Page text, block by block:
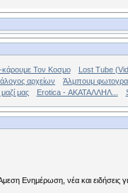
κάρουμε Τον Κοσμο
Lost Tube
αρχείων
Άλμπουμ
μας
Erotica - ΑΚΑΤΑΛΛΗΛ...
Ενημέρωση, νέα και